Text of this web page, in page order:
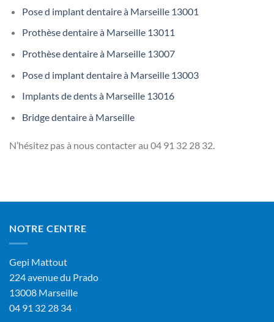
Pose d implant dentaire à Marseille 13001
Prothèse dentaire à Marseille 13011
Prothèse dentaire à Marseille 13007
Pose d implant dentaire à Marseille 13003
Implants de dents à Marseille 13016
Bridge dentaire à Marseille
N’hésitez pas à nous contacter au 04 91 32 28 32.
NOTRE CENTRE
Gepi Mattout
224 avenue du Prado
13008 Marseille
04 91 32 28 34